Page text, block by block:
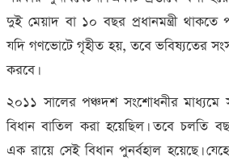
দুই মেয়াদ বা ১০ বছর প্রধানমন্ত্রী থাকতে
যদি গণভোটে গৃহীত হয়,তবে ভবিষ্যতের
করবে।
২০১১ সালের পঞ্চদশ সংশোধনীর মাধ্যমে
বিধান বাতিল করা হয়েছিল। তবে চলতি
এক রায়ে সেই বিধান পুনর্বহাল হয়েছে।